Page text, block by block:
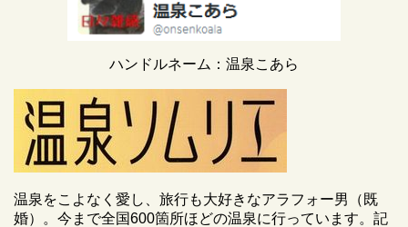
ハンドルネーム：温泉こあら
温泉をこよなく愛し、旅行も大好きなアラフォー男（既
婚）。今まで全国600箇所ほどの温泉に行っています。記